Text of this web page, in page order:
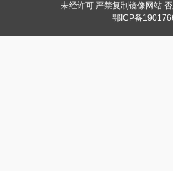
未经许可 严禁复制镜像网站
鄂ICP备